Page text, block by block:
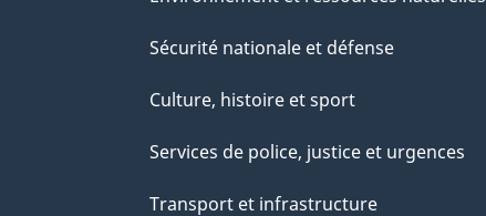
Sécurité nationale et défense
Culture, histoire et sport
Services de police, justice et urgences
Transport et infrastructure